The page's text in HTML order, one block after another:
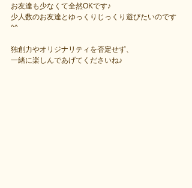
お友達も少なくて全然OKです♪
少人数のお友達とゆっくりじっくり遊びたいのです
^^
独創力やオリジナリティを否定せず、
一緒に楽しんであげてくださいね♪